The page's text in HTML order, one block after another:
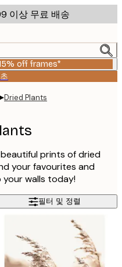
이상 무료 배송
off frames*
▸Dried Plants
prints of dried
your favourites and
walls today!
필터 및 정렬